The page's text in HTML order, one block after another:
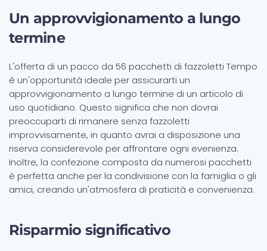
Un approvvigionamento a lungo
termine
L'offerta di un pacco da 56 pacchetti di fazzoletti Tempo
è un'opportunità ideale per assicurarti un
approvvigionamento a lungo termine di un articolo di
uso quotidiano. Questo significa che non dovrai
preoccuparti di rimanere senza fazzoletti
improvvisamente, in quanto avrai a disposizione una
riserva considerevole per affrontare ogni evenienza.
Inoltre, la confezione composta da numerosi pacchetti
è perfetta anche per la condivisione con la famiglia o gli
amici, creando un'atmosfera di praticità e convenienza.
Risparmio significativo